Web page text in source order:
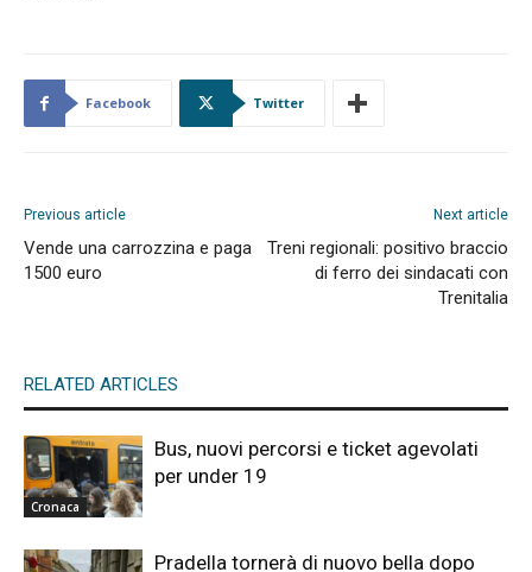
Facebook Twitter
Previous article
Vende una carrozzina e paga
1500 euro
Next article
Treni regionali: positivo braccio
di ferro dei sindacati con
Trenitalia
RELATED ARTICLES
Cronaca
Bus, nuovi percorsi e ticket agevolati
per under 19
Pradella tornerà di nuovo bella dopo